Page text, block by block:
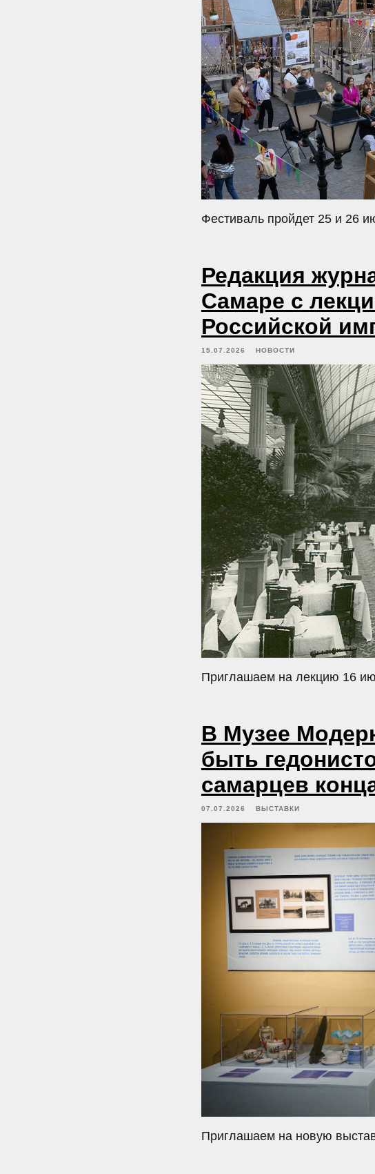
Фестиваль пройдет 25 и 26
Редакция
Самаре с
Российской
15.07.2026 НОВОСТИ
Приглашаем на лекцию 16
В Музее
быть
самарцев
07.07.2026 ВЫСТАВКИ
Приглашаем на новую